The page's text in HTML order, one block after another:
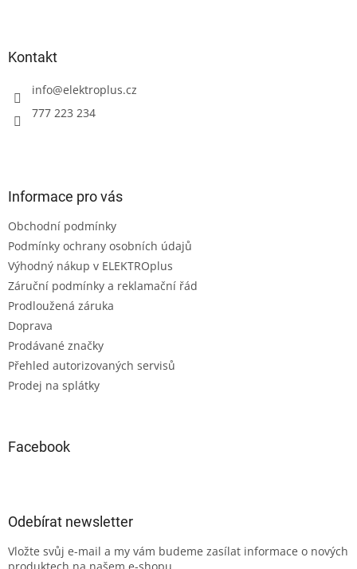
Kontakt
info@elektroplus.cz
777 223 234
Informace pro vás
Obchodní podmínky
Podmínky ochrany osobních údajů
Výhodný nákup v ELEKTROplus
Záruční podmínky a reklamační řád
Prodloužená záruka
Doprava
Prodávané značky
Přehled autorizovaných servisů
Prodej na splátky
Facebook
Odebírat newsletter
Vložte svůj e-mail a my vám budeme zasílat informace o nových